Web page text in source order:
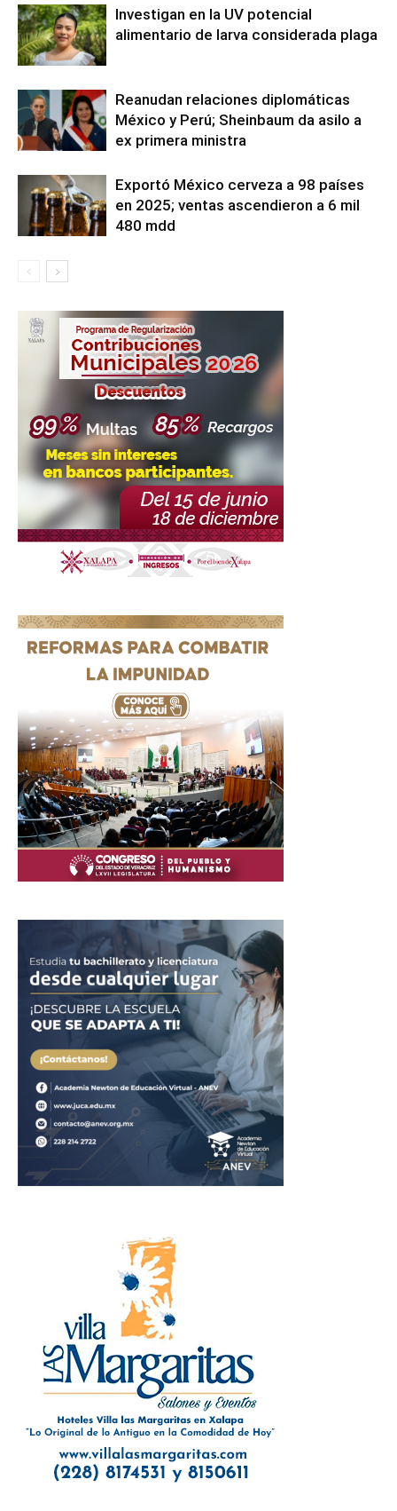
Investigan en la UV potencial
alimentario de larva considerada plaga
Reanudan relaciones diplomáticas
México y Perú; Sheinbaum da asilo a
ex primera ministra
Exportó México cerveza a 98 países
en 2025; ventas ascendieron a 6 mil
480 mdd